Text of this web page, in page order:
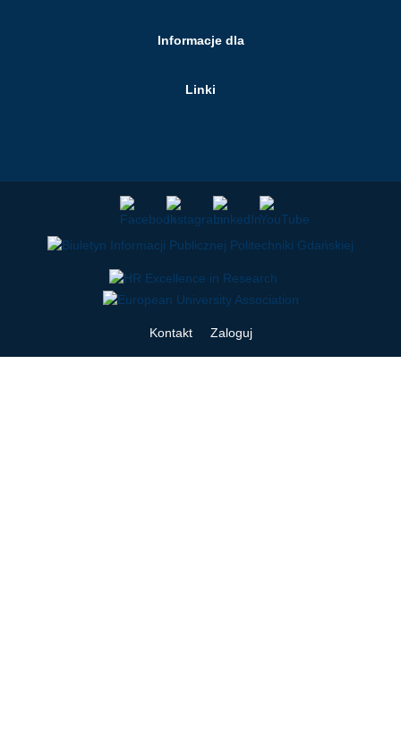
Informacje dla
Linki
Kontakt Zaloguj